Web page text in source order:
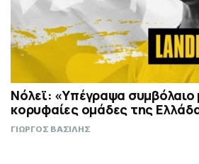
Νόλεϊ: «Υπέγραψα συμβόλαιο
κορυφαίες ομάδες της
ΓΙΩΡΓΟΣ ΒΑΣΙΛΗΣ